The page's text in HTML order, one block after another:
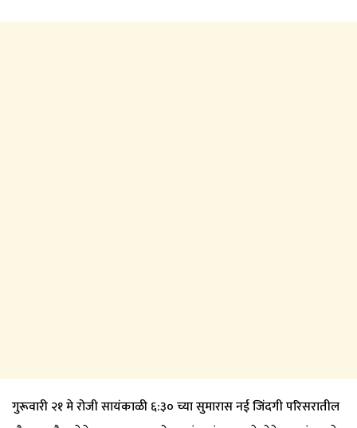
गुरूवारी २१ मे रोजी सायंकाळी ६:३० च्या सुमारास नई जिंदगी परिसरातील